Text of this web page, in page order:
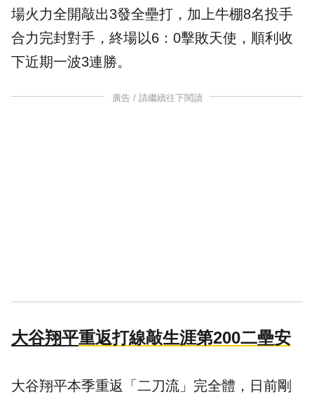
場火力全開敲出3發全壘打，加上牛棚8名投手
合力完封對手，終場以6：0擊敗天使，順利收
下近期一波3連勝。
廣告 / 請繼續往下閱讀
大谷翔平重返打線敲生涯第200二壘安
大谷翔平本季重返「二刀流」完全體，日前剛